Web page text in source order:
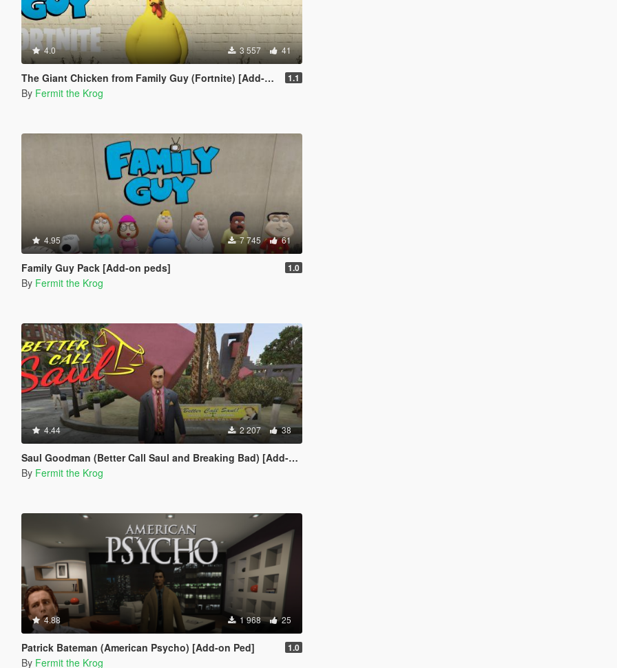
4.0 3 557 41
The Giant Chicken from Family Guy (Fortnite) [Add-On Ped] 1.1
By Fermit the Krog
4.95 7 745 61
Family Guy Pack [Add-on peds] 1.0
By Fermit the Krog
4.44 2 207 38
Saul Goodman (Better Call Saul and Breaking Bad) [Add-on ped]
By Fermit the Krog
4.88 1 968 25
Patrick Bateman (American Psycho) [Add-on Ped] 1.0
By Fermit the Krog